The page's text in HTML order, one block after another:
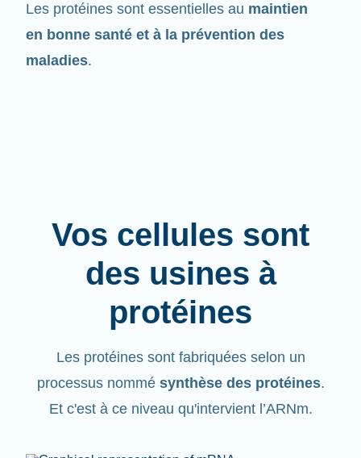
Les protéines sont essentielles au maintien
en bonne santé et à la prévention des
maladies.
Vos cellules sont
des usines à
protéines
Les protéines sont fabriquées selon un
processus nommé synthèse des protéines.
Et c'est à ce niveau qu'intervient l’ARNm.